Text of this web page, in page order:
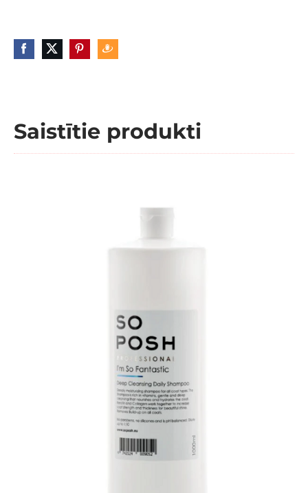
Saistītie produkti